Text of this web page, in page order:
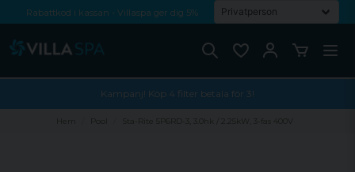
Rabattkod i kassan - Villaspa ger dig 5%
Kampanj! Köp 4 filter betala för 3!
Hem Sta-Rite 5P6RD-3, 3.0hk / 2.25kW, 3-fas 400V